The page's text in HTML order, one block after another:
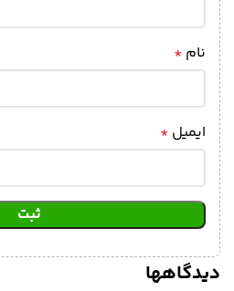
دیدگاهها
نام *
ایمیل *